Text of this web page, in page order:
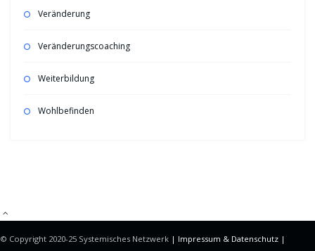
Veränderung
Veränderungscoaching
Weiterbildung
Wohlbefinden
© Copyright 2020-25 Systemisches Netzwerk | Impressum & Datenschutz |